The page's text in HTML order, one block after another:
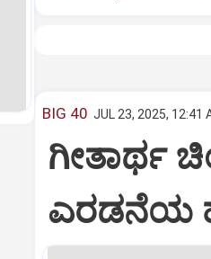
BIG 40 JUL 23, 2025, 12:41
ಗೀತಾರ್ಥ
ಎರಡನೆಯ